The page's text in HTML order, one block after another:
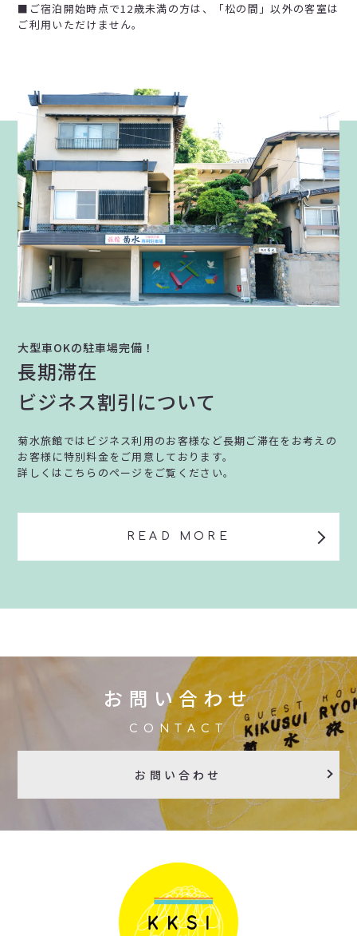
■ご宿泊開始時点で12歳未満の方は、「松の間」以外の客室は
ご利用いただけません。
大型車OKの駐車場完備！
長期滞在
ビジネス割引について
菊水旅館ではビジネス利用のお客様など長期ご滞在をお考えの
お客様に特別料金をご用意しております。
詳しくはこちらのページをご覧ください。
READ MORE
お問い合わせ
CONTACT
お問い合わせ